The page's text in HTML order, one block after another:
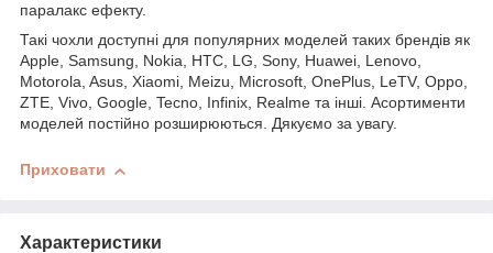
паралакс ефекту.
Такі чохли доступні для популярних моделей таких брендів як
Apple, Samsung, Nokia, HTC, LG, Sony, Huawei, Lenovo,
Motorola, Asus, Xiaomi, Meizu, Microsoft, OnePlus, LeTV, Oppo,
ZTE, Vivo, Google, Tecno, Infinix, Realme та інші. Асортименти
моделей постійно розширюються. Дякуємо за увагу.
Приховати
Характеристики